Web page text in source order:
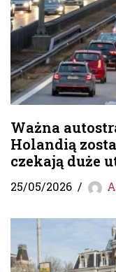
Ważna
Holandią
czekają duże
25/05/2026